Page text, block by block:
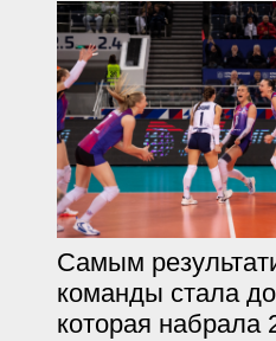
Самым
команды стала
которая набрала